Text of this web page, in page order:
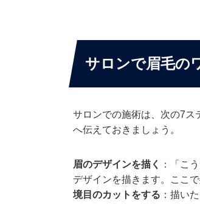
サロンで眉毛の
サロンでの施術は、次の7ス
へ伝えておきましょう。
眉のデザインを描く
：「こ
デザインを描きます。ここ
境目のカットをする ：描い